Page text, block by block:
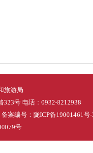
旅游局
号 电话：0932-8212938
案编号： 陇ICP备19001461号
号